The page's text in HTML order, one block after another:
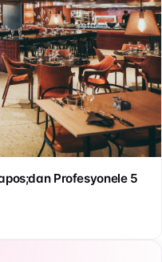
Profesyonele 5